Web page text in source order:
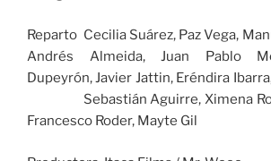
Reparto Cecilia Suárez, Paz Vega,
Andrés Almeida, Juan Pablo
Dupeyrón, Javier Jattin, Eréndira
Sebastián Aguirre, Ximena
Francesco Roder, Mayte Gil